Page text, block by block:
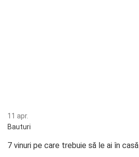
11 apr.
Bauturi
7 vinuri pe care trebuie să le ai în casă